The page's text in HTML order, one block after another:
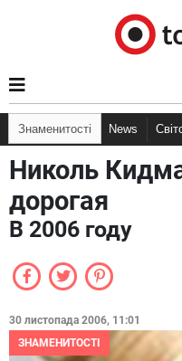
Знаменитості News
Николь
дорогая
В 2006 году
30 листопада 2006, 11:01
ЗНАМЕНИТОСТІ